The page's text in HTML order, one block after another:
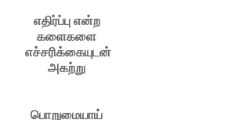
எதிர்ப்பு என்ற
களைகளை
எச்சரிக்கையுடன்
அகற்று
பொறுமையாய்